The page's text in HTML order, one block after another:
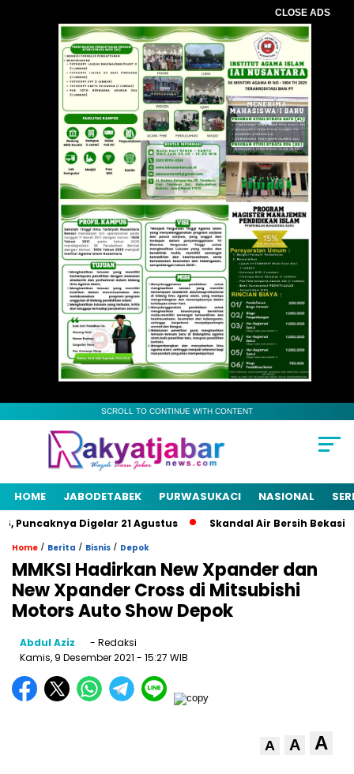
CLOSE ADS
SCROLL TO CONTINUE WITH CONTENT
HOME JABODETABEK PURWASUKACI NASIONAL
Digelar 21 Agustus Skandal Air Bersih Bekasi! 3
Home / Berita / Bisnis / Depok
MMKSI Hadirkan New Xpander dan
New Xpander Cross di Mitsubishi
Motors Auto Show Depok
Abdul Aziz
- Redaksi
Kamis, 9 Desember 2021 - 15:27 WIB
A A A